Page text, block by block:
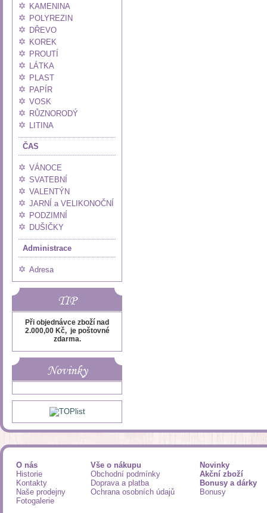
KAMENINA
POLYREZIN
DŘEVO
KOREK
PROUTÍ
LÁTKA
PLAST
PAPÍR
VOSK
RŮZNORODÝ
LITINA
ČAS
VÁNOCE
SVATEBNÍ
VALENTÝN
JARNÍ a VELIKONOČNÍ
PODZIMNÍ
DUŠIČKY
Administrace
Adresa
TIP
Při objednávce zboží nad
2.000,00 Kč, je poštovné
zdarma.
Novinky
O nás
Historie
Kontakty
Naše prodejny
Fotogalerie
Vše o nákupu
Obchodní podmínky
Doprava a platba
Ochrana osobních údajů
Novinky
Akční zboží
Bonusy a dárky
Bonusy